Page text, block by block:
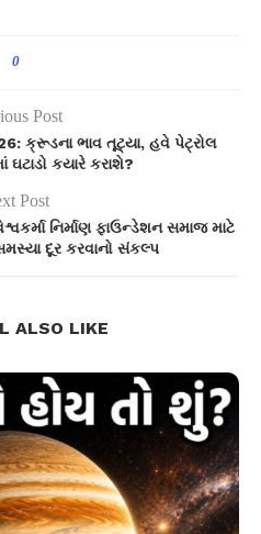
0
Post
ક્રૂડના ભાવ તૂટ્યા, હવે પેટ્રોલ
ઘટાડો કયારે કરાશે?
Post
નિર્માણ ફાઉન્ડેશન સમાજ માટે
દૂર કરવાનો સંકલ્પ
ALSO LIKE